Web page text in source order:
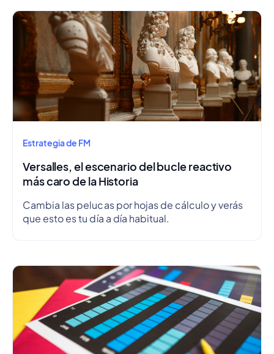
Estrategia de FM
Versalles, el escenario del bucle reactivo
más caro de la Historia
Cambia las pelucas por hojas de cálculo y verás
que esto es tu día a día habitual.